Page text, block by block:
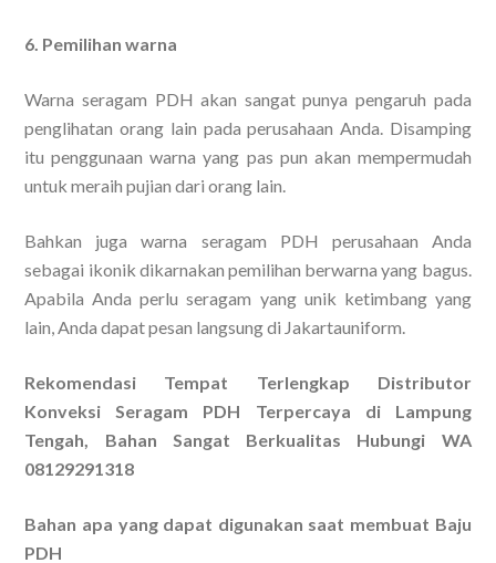
6. Pemilihan warna
Warna seragam PDH akan sangat punya pengaruh pada
penglihatan orang lain pada perusahaan Anda. Disamping
itu penggunaan warna yang pas pun akan mempermudah
untuk meraih pujian dari orang lain.
Bahkan juga warna seragam PDH perusahaan Anda
sebagai ikonik dikarnakan pemilihan berwarna yang bagus.
Apabila Anda perlu seragam yang unik ketimbang yang
lain, Anda dapat pesan langsung di Jakartauniform.
Rekomendasi Tempat Terlengkap Distributor
Konveksi Seragam PDH Terpercaya di Lampung
Tengah, Bahan Sangat Berkualitas Hubungi WA
08129291318
Bahan apa yang dapat digunakan saat membuat Baju
PDH